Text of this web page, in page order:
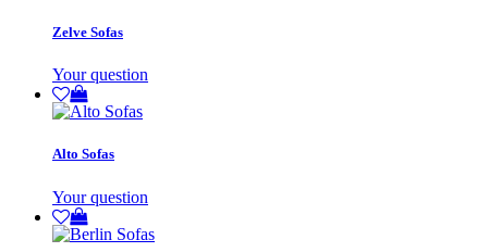
Zelve Sofas
Your question
Alto Sofas
Your question